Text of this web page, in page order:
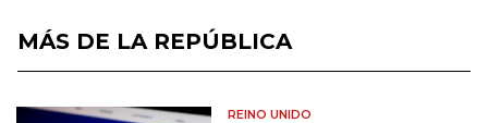
MÁS DE LA REPÚBLICA
REINO UNIDO